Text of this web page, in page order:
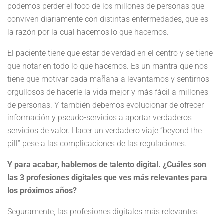
podemos perder el foco de los millones de personas que
conviven diariamente con distintas enfermedades, que es
la razón por la cual hacemos lo que hacemos.
El paciente tiene que estar de verdad en el centro y se tiene
que notar en todo lo que hacemos. Es un mantra que nos
tiene que motivar cada mañana a levantarnos y sentirnos
orgullosos de hacerle la vida mejor y más fácil a millones
de personas. Y también debemos evolucionar de ofrecer
información y pseudo-servicios a aportar verdaderos
servicios de valor. Hacer un verdadero viaje “beyond the
pill” pese a las complicaciones de las regulaciones.
Y para acabar, hablemos de talento digital. ¿Cuáles son
las 3 profesiones digitales que ves más relevantes para
los próximos años?
Seguramente, las profesiones digitales más relevantes